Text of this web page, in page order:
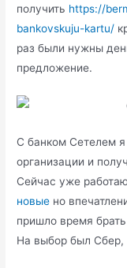
получить https://
bankovskuju-kartu/
раз были нужны
предложение.
С банком Сетелем я
организации и
Сейчас уже
новые но
пришло время
На выбор был